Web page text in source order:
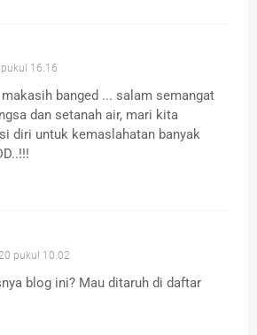
16.16
banged ... salam semangat
dan setanah air, mari kita
diri untuk kemaslahatan banyak
pukul 10.02
blog ini? Mau ditaruh di daftar